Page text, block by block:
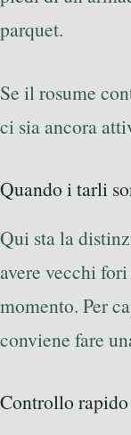
parquet.
Se il rosume
ci sia ancora
Quando i tarli
Qui sta la
avere vecchi fori
momento. Per
conviene fare
Controllo rapido